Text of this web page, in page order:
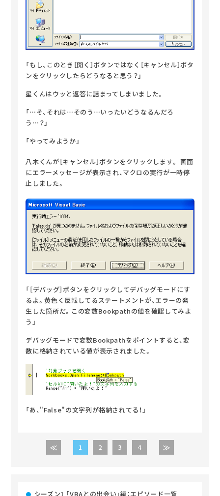
「もし、このとき［開く］ボタンではなく［キャンセル］ボタ
ンをクリックしたらどうなると思う？」
星くんはウッと返答に詰まってしまいました。
「…そ、それは…そのう…いったいどうなるんだろ
う…？」
「やってみようか」
八木くんが［キャンセル］ボタンをクリックします。 画面
にエラーメッセージが表示され、マクロの実行が一時停
止しました。
「［デバッグ］ボタンをクリックしてデバッグモードにす
るよ。黄色く反転してるステートメントが、エラーの発
生した箇所だ。 この変数Bookpathの値を確認してみよ
う」
デバッグモードで変数Bookpathをポイントすると、変
数に格納されている値が表示されました。
「あ、"False"の文字列が格納されてる！」
1 2 3 4
シーズン1 「VBAとの出会い」編：エピソード一覧